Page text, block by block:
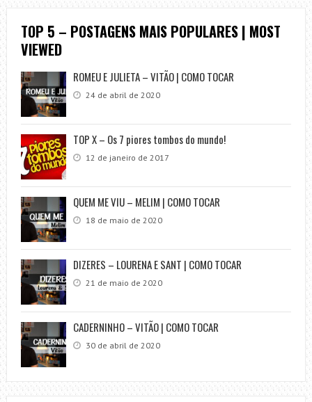
TOP 5 – POSTAGENS MAIS POPULARES | MOST
VIEWED
ROMEU E JULIETA – VITÃO | COMO TOCAR
24 de abril de 2020
TOP X – Os 7 piores tombos do mundo!
12 de janeiro de 2017
QUEM ME VIU – MELIM | COMO TOCAR
18 de maio de 2020
DIZERES – LOURENA E SANT | COMO TOCAR
21 de maio de 2020
CADERNINHO – VITÃO | COMO TOCAR
30 de abril de 2020